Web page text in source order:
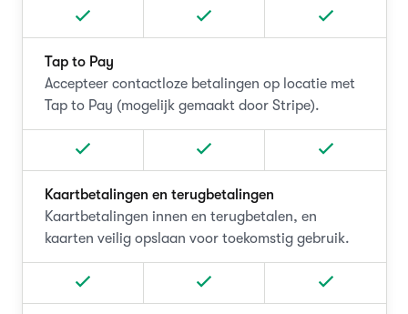
Tap to Pay
Accepteer contactloze betalingen op locatie met
Tap to Pay (mogelijk gemaakt door Stripe).
Kaartbetalingen en terugbetalingen
Kaartbetalingen innen en terugbetalen, en
kaarten veilig opslaan voor toekomstig gebruik.